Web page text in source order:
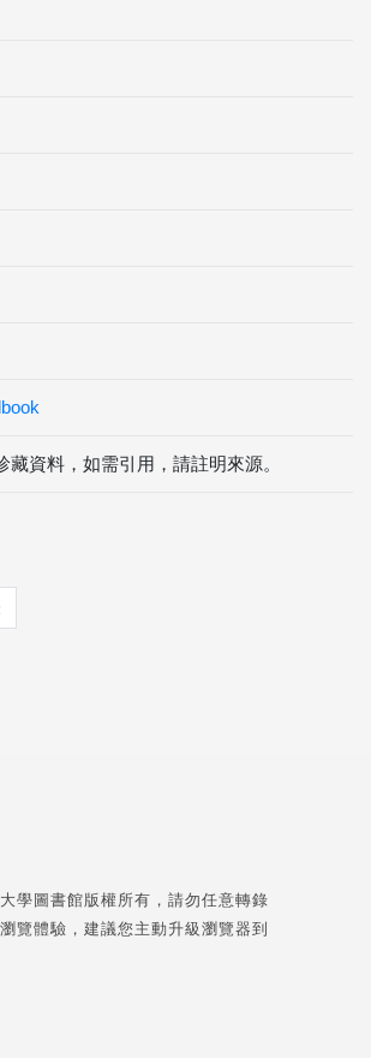
資料，如需引用，請註明來源。
學圖書館版權所有，請勿任意轉錄
覽體驗，建議您主動升級瀏覽器到